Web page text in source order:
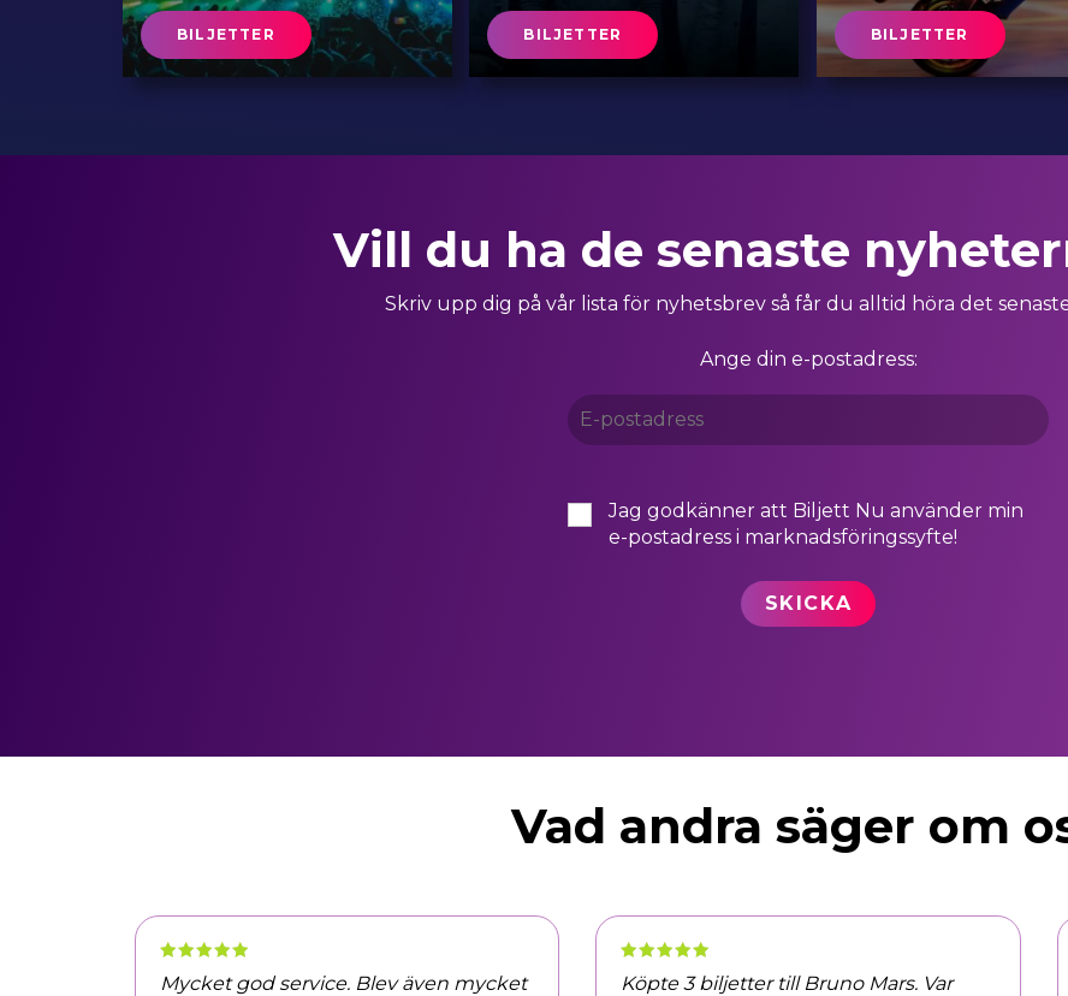
BILJETTER BILJETTER BILJETTER
Vill du ha de senaste
Skriv upp dig på vår lista för nyhetsbrev så får du alltid höra det
Ange din e-postadress:
Jag godkänner att Biljett Nu använder min
e-postadress i marknadsföringssyfte!
Vad andra säger om
Mycket god service. Blev även mycket
Köpte 3 biljetter till Bruno Mars. Var